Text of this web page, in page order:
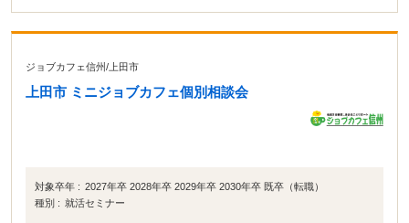
ジョブカフェ信州/ 上田市
上田市 ミニジョブカフェ個別相談会
対象卒年 : 2027年卒 2028年卒 2029年卒 2030年卒 既卒（転職）
種別 : 就活セミナー